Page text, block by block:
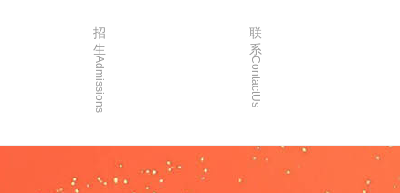
招
生
Admissions
院校简章
联
系
ContactUs